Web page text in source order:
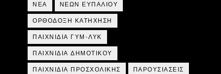
ΝΕΑ ΝΕΩΝ ΕΥΠΑΛΙΟΥ
ΟΡΘΟΔΟΞΗ ΚΑΤΗΧΗΣΗ
ΠΑΙΧΝΙΔΙΑ ΓΥΜ-ΛΥΚ
ΠΑΙΧΝΙΔΙΑ ΔΗΜΟΤΙΚΟΥ
ΠΑΙΧΝΙΔΙΑ ΠΡΟΣΧΟΛΙΚΗΣ ΠΑΡΟΥΣΙΑΣΕΙΣ